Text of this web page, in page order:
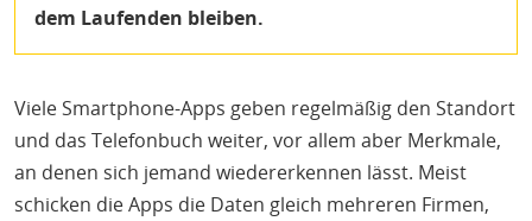
dem Laufenden bleiben.
Viele Smartphone-Apps geben regelmäßig den Standort
und das Telefonbuch weiter, vor allem aber Merkmale,
an denen sich jemand wiedererkennen lässt. Meist
schicken die Apps die Daten gleich mehreren Firmen,